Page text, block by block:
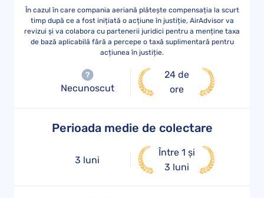
În cazul în care compania aeriană plătește compensația la scurt
timp după ce a fost inițiată o acțiune în justiție, AirAdvisor va
revizui și va colabora cu partenerii juridici pentru a menține taxa
de bază aplicabilă fără a percepe o taxă suplimentară pentru
acțiunea în justiție.
Necunoscut
24 de
ore
Perioada medie de colectare
3 luni
Între 1 și
3 luni